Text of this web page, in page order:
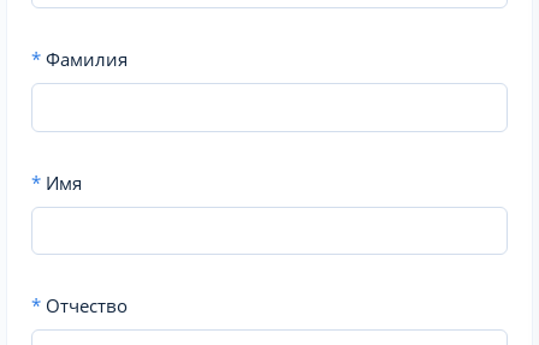
* Фамилия
* Имя
* Отчество